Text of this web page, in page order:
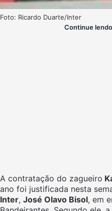
Foto: Ricardo Duarte/Inter
Continue
A contratação do zagueiro
ano foi justificada nesta
Inter, José Olavo Bisol, em